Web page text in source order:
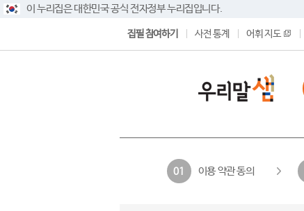
이 누리집은 대한민국 공식 전자정부 누리집입니다.
집필 참여하기 사전 통계 어휘 지도
01 이용 약관 동의